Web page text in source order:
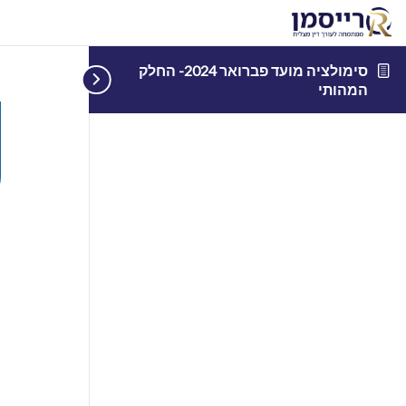
סימולציה מועד פברואר 2024- החלק
המהותי